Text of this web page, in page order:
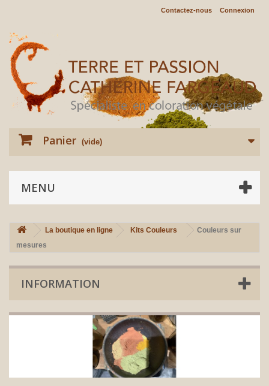
Connexion
Contactez-nous
Panier (vide)
MENU
La boutique en ligne Kits Couleurs
Couleurs sur
mesures
INFORMATION